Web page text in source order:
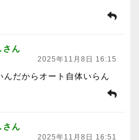
さん
2025年11月8日 16:15
だからオート自体いらん
さん
2025年11月8日 16:51